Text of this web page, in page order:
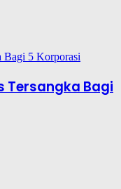
Tersangka Bagi